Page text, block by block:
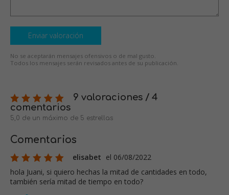
Enviar valoración
No se aceptarán mensajes ofensivos o de mal gusto.
Todos los mensajes serán revisados antes de su publicación.
9 valoraciones / 4
comentarios
5,0 de un máximo de 5 estrellas
Comentarios
elisabet el 06/08/2022
hola Juani, si quiero hechas la mitad de cantidades en todo,
también sería mitad de tiempo en todo?